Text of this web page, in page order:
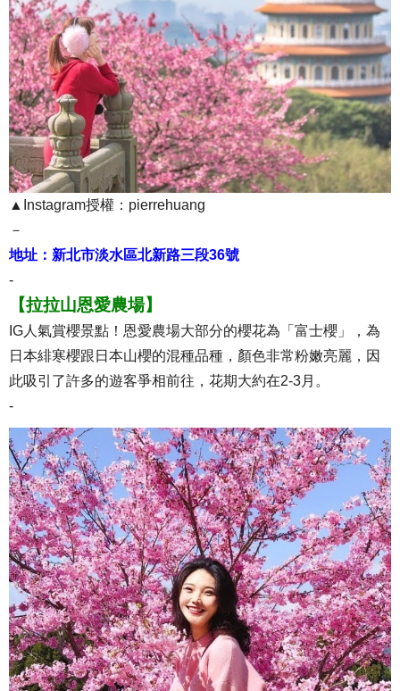
▲Instagram授權：pierrehuang
－
地址：新北市淡水區北新路三段36號
-
【拉拉山恩愛農場】
IG人氣賞櫻景點！恩愛農場大部分的櫻花為「富士櫻」，為
日本緋寒櫻跟日本山櫻的混種品種，顏色非常粉嫩亮麗，因
此吸引了許多的遊客爭相前往，花期大約在2-3月。
-